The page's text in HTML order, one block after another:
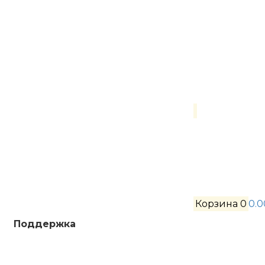
Корзина 0
Поддержка